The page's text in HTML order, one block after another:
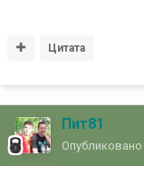
Цитата
Пит81
Опубликовано